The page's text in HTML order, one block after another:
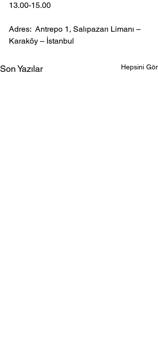
13.00-15.00
Adres:  Antrepo 1, Salıpazarı Limanı –
Karaköy – İstanbul
Son Yazılar Hepsini Gör